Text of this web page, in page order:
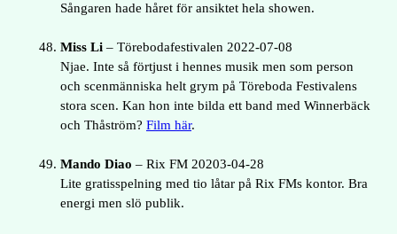
Sångaren hade håret för ansiktet hela showen.
Miss Li – Törebodafestivalen 2022-07-08
Njae. Inte så förtjust i hennes musik men som person
och scenmänniska helt grym på Töreboda Festivalens
stora scen. Kan hon inte bilda ett band med Winnerbäck
och Thåström? Film här.
Mando Diao – Rix FM 20203-04-28
Lite gratisspelning med tio låtar på Rix FMs kontor. Bra
energi men slö publik.